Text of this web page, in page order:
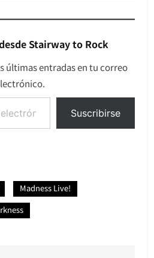
Stairway to Rock
últimas entradas en tu correo
Suscribirse
Madness Live!